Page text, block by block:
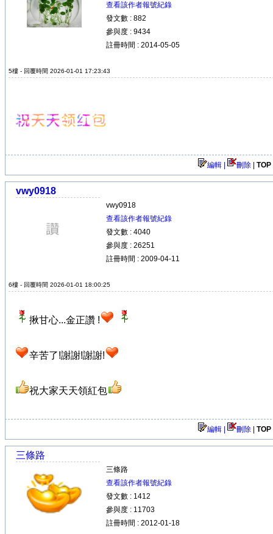
查看該作者報號紀錄
發文數 : 882
參與度 : 9434
註冊時間 : 2014-05-05
5樓 - 回覆時間 2026-01-01 17:23:43
編輯 | 刪除 TOP
vwy0918
vwy0918
查看該作者報號紀錄
發文數 : 4040
參與度 : 26251
註冊時間 : 2009-04-11
6樓 - 回覆時間 2026-01-01 18:00:25
揪甘心...金正讚 !
辛苦了!謝謝!謝謝!
祝大家天天領紅包
編輯 | 刪除 TOP
三條路
三條路
查看該作者報號紀錄
發文數 : 1412
參與度 : 11703
註冊時間 : 2012-01-18